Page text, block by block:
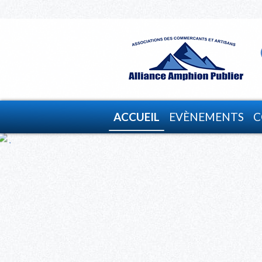
ACCUEIL EVÈNEMENTS